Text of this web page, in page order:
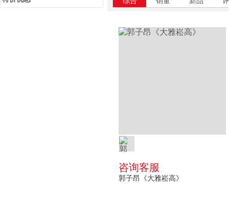
咨询客服
郭子昂《大雅崧高》